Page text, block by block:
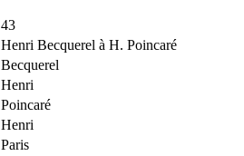
43
Henri Becquerel à H. Poincaré
Becquerel
Henri
Poincaré
Henri
Paris